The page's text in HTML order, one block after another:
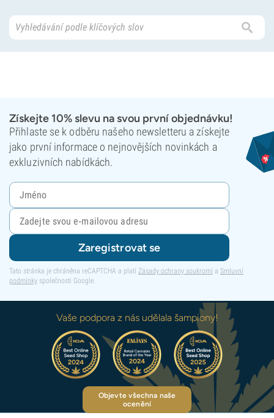
Získejte 10% slevu na svou první objednávku!
Přihlaste se k odběru našeho newsletteru a získejte
jako první informace o nejnovějších novinkách a
exkluzivních nabídkách.
Zaregistrovat se
Tato stránka je chráněna reCAPTCHA a platí Zásady ochrany soukromí a Smluvní
podmínky společnosti Google.
Vaše podpora z nás udělala šampiony!
Objevte všechna naše
ocenění